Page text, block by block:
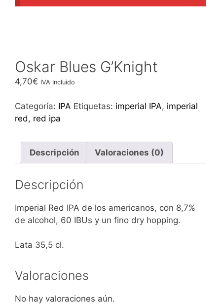
Oskar Blues G’Knight
4,70€ IVA Incluido
Categoría: IPA Etiquetas: imperial IPA, imperial
red, red ipa
Descripción Valoraciones (0)
Descripción
Imperial Red IPA de los americanos, con 8,7%
de alcohol, 60 IBUs y un fino dry hopping.
Lata 35,5 cl.
Valoraciones
No hay valoraciones aún.